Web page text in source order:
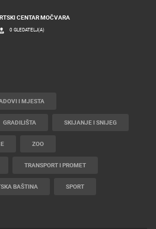
CENTAR MOČVARA
0 GLEDATELJ(A)
I MJESTA
GRADILIŠTA SKIJANJE I SNIJEG
ZOO
TRANSPORT I PROMET
BAŠTINA SPORT